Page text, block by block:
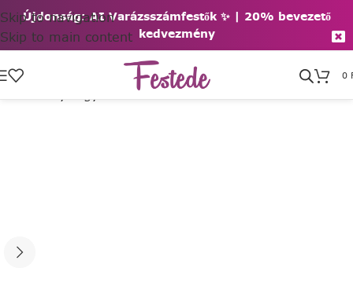
Újdonság: AI Varázsszámfestők ✨ | 20% bevezető
kedvezmény
Skip to navigation
Skip to main content
0